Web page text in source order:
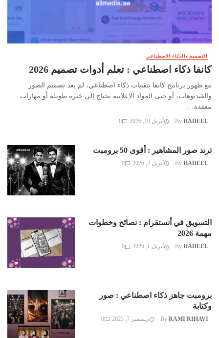
التصميم بالذكاء الاصطناعي
كانفا ذكاء اصطناعي : تعلم أدوات تصميم 2026
مع ظهور برنامج كانفا بتقنيات ذكاء اصطناعي، لم يعد تصميم الصور
والفيديوهات، أو حتى المواد الإعلانية يحتاج إلى خبرة طويلة أو مهارات
معقدة. ...
By HADEEL أبريل 10, 2026 0
ترند صور المشاهير : أقوى 50 برومبت
By HADEEL أبريل 2, 2026 0
التسويق في أنستقرام : نصائح وخطوات
مهمة 2026
By HADEEL أبريل 1, 2026 0
برومبت جاهز ذكاء اصطناعي : صور
وكتابة
By RAMI RIHAVI ديسمبر 7, 2025 0